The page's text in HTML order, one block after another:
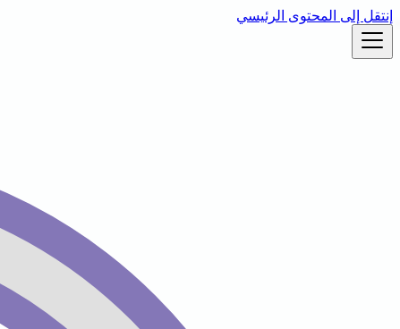
إنتقل إلى المحتوى الرئيسي